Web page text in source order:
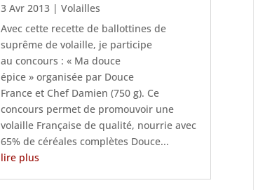
3 Avr 2013| Volailles
Avec cette recette de ballottines de
suprême de volaille, je participe
au concours : « Ma douce
épice » organisée par Douce
France et Chef Damien (750 g). Ce
concours permet de promouvoir une
volaille Française de qualité, nourrie avec
65% de céréales complètes Douce...
lire plus